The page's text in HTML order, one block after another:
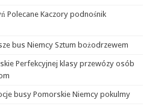
Polecane Kaczory podnośnik
bus Niemcy Sztum bożodrzewem
Perfekcyjnej klasy przewózy osób
busy Pomorskie Niemcy pokulmy